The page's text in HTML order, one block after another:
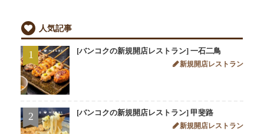
人気記事
1 [バンコクの新規開店レストラン] 一石二鳥
新規開店レストラン
2 [バンコクの新規開店レストラン] 甲斐路
新規開店レストラン